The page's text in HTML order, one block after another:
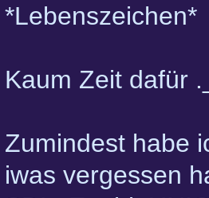
*Lebenszeichen*
Kaum Zeit dafür
Zumindest habe
iwas vergessen